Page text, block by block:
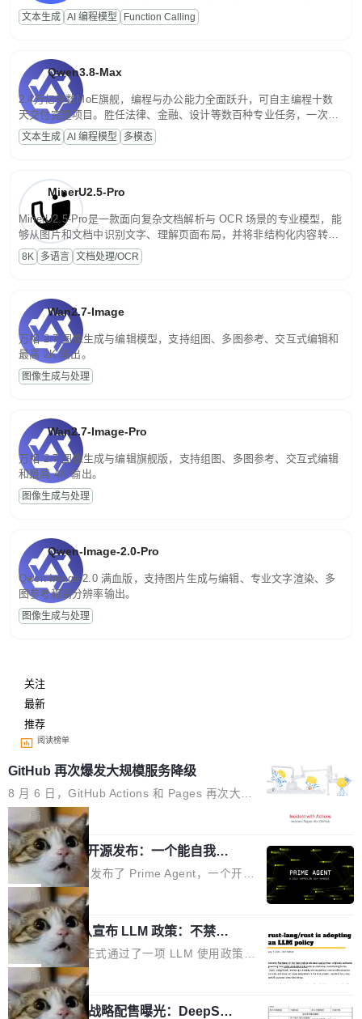
高并发、轻量化任务，适合日常对话、内容创作、基础 RAG、批量
文案处理等普惠刚需场景。
文本生成 AI 编程模型 Function Calling
Qwen3.8-Max
2.4万亿参数MoE旗舰，编程与办公能力全面跃升，可自主编程十数
天交付完整项目。胜任法律、金融、设计等数百种专业任务，一次对
话端到端交付生产级成果。原生视觉理解贯穿规划、执行与验证全流
程，支持超长文档与长视频的深度语义解析。长程任务中自主规划与
文本生成 AI 编程模型 多模态
MinerU2.5-Pro
MinerU2.5-Pro是一款面向复杂文档解析与 OCR 场景的专业模型，能
够从图片和文档中识别文字、理解页面布局，并将非结构化内容转换
为便于存储、检索和二次处理的结构化结果。
8K 多语言 文档处理/OCR
Wan2.7-Image
万相 2.7 图像生成与编辑模型，支持组图、多图参考、交互式编辑和
最高 2K 输出。
图像生成与处理
Wan2.7-Image-Pro
万相 2.7 图像生成与编辑旗舰版，支持组图、多图参考、交互式编辑
和最高 4K 输出。
图像生成与处理
Qwen-Image-2.0-Pro
Qwen-Image-2.0 满血版，支持图片生成与编辑、专业文字渲染、多
图参考和高分辨率输出。
图像生成与处理
关注
最新
推荐
阅读榜单
GitHub 再次爆发大规模服务降级
8 月 6 日，GitHub Actions 和 Pages 再次大规
模服务降级，Actions 完全不可用超过 5 小时，
webhook 停发，连自托管 runner 也因调度层故
障无法工作。Pages、Copilot code review、C
opilot coding agent 全部受影响。从检测到完全
恢复，大约 12 小时。 这是 2026 年 8 月的第六
起事故，其中四起与 AI/Copilot 服务相关。 Git
Hub 员工 kdaigle 在 HN 讨论中贴出了一组数
据：2025 年全年 10 亿次 commit。现在，每周
2.75 亿次，全年预计 140 亿次。GitHub...
局
Prime Agent 开源发布：一个能自我改
进的编程 Agent，ARC-AGI 3 超越人类
专家基线
Prime Intellect 发布了 Prime Agent，一个开源
的编程 Agent Harness，核心设计围绕两个抽
象：Recursive Language Model（RLM）和 C
ontinual Harness。在 ARC-AGI 3 基准测试
上，Prime Agent + Opus 5 的组合达到了 95.
5% RHAE Best@1，超过了 ARC 报告的人类专
家基线 95.4%。 不是又一个 coding agent 包装
器 Prime Agent 的架构和市面上大多数 coding
局
Rust 项目团队宣布 LLM 政策：不禁
止，但你要承认哪些代码不是你写的
Rust 语言项目正式通过了一项 LLM 使用政策，
覆盖 rust-lang/rust 单一仓库的代码贡献。这不
是项目级别的官方立场，目前由五个团队采纳，
但它可能是主流开源项目中关于 AI 辅助贡献最
局
宇树科技 IPO 战略配售曝光：DeepSe